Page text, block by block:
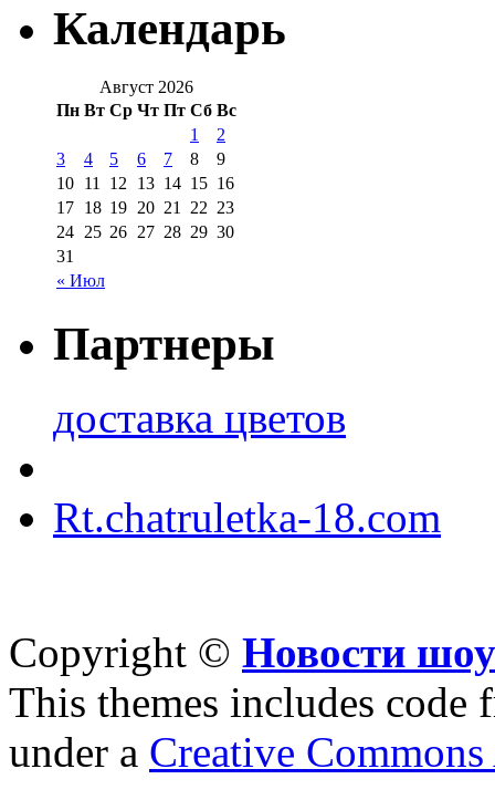
Календарь
Август 2026
Пн Вт Ср Чт Пт Сб Вс
« Июл
1
2
3
4 5 6 7 8
9
10 11 12 13 14 15 16
17 18 19 20 21 22 23
24 25 26 27 28 29 30
31
Партнеры
доставка цветов
Rt.chatruletka-18.com
Copyright © Новости
This themes includes code
under a Creative